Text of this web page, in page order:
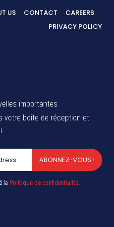
US CONTACT
CAREERS
PRIVACY POLICY
importantes
votre boîte de réception et
ABONNEZ-VOUS !
laPolitique de confidentialité